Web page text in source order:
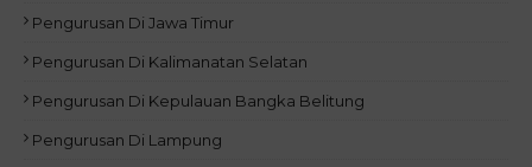
Pengurusan Di Jawa Timur
Pengurusan Di Kalimanatan Selatan
Pengurusan Di Kepulauan Bangka Belitung
Pengurusan Di Lampung